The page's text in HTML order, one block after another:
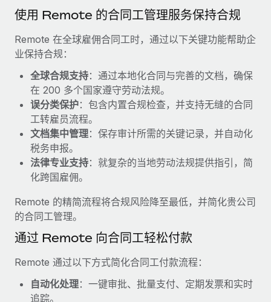
背景调查
合规守望台
防范合规风险
设备管理
在全球范围内配置和跟踪 IT 设备
实体设立
快速建立合规实体
人员调配与搬迁
轻松搬迁员工
福利
轻松管理员工福利
案例研究
获得支持
查看全部资源
博客
Why owned entities are key to maintaining
EOR compliance
As the global workforce continues to expand in response
to the demands of today’s labor market, the...
了解更多
What a Workday global payroll implementation
actually looks like
Most teams hear "payroll implementation" and picture a
six-month project with a dedicated team....
了解更多
使用 Remote 的合同工管理服务保持合规
Remote 在全球雇佣合同工时，通过以下关键功能帮助企
业保持合规：
全球合规支持：通过本地化合同与完善的文档，确保
在 200 多个国家遵守劳动法规。
误分类保护：包含内置合规检查，并支持无缝的合同
工转雇员流程。
文档集中管理：保存审计所需的关键记录，并自动化
税务申报。
法律专业支持：就复杂的当地劳动法规提供指引，简
化跨国雇佣。
Remote 的精简流程将合规风险降至最低，并简化贵公司
的合同工管理。
通过 Remote 向合同工轻松付款
Remote 通过以下方式简化合同工付款流程：
自动化处理：一键审批、批量支付、定期发票和实时
追踪。